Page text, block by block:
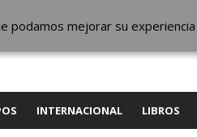
QUIENES SOMOS CONTACTO
INTERNACIONAL LIBROS
podamos mejorar su